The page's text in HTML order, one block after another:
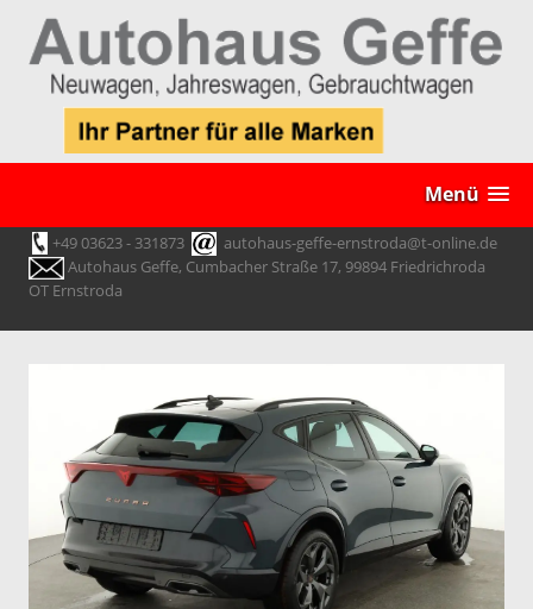
Menü
+49 03623 - 331873
autohaus-geffe-ernstroda@t-online.de
Autohaus Geffe, Cumbacher Straße 17, 99894 Friedrichroda
OT Ernstroda